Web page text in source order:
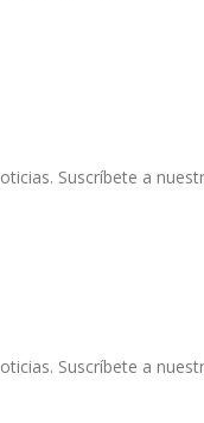
Suscríbete a
Suscríbete a